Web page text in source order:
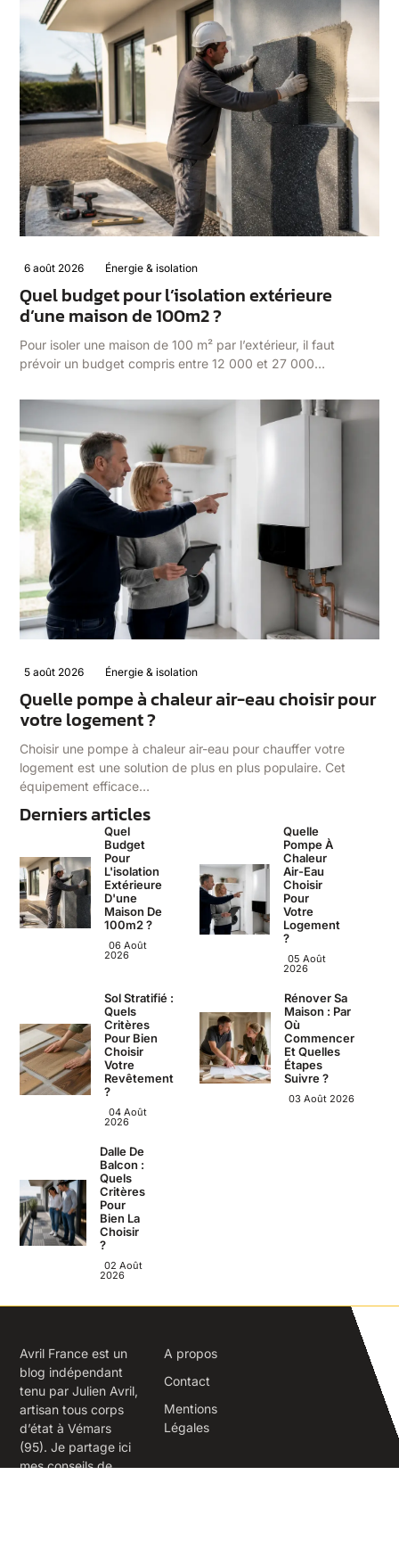
6 août 2026 Énergie & isolation
Quel budget pour l’isolation extérieure
d’une maison de 100m2 ?
Pour isoler une maison de 100 m² par l’extérieur, il faut
prévoir un budget compris entre 12 000 et 27 000…
5 août 2026 Énergie & isolation
Quelle pompe à chaleur air-eau choisir pour
votre logement ?
Choisir une pompe à chaleur air-eau pour chauffer votre
logement est une solution de plus en plus populaire. Cet
équipement efficace…
Derniers articles
Quel
Budget
Pour
L'isolation
Extérieure
D'une
Maison De
100m2 ?
06 Août
2026
Quelle
Pompe À
Chaleur
Air-Eau
Choisir
Pour
Votre
Logement
?
05 Août
2026
Sol Stratifié :
Quels
Critères
Pour Bien
Choisir
Votre
Revêtement
?
04 Août
2026
Rénover Sa
Maison : Par
Où
Commencer
Et Quelles
Étapes
Suivre ?
03 Août 2026
Dalle De
Balcon :
Quels
Critères
Pour
Bien La
Choisir
?
02 Août
2026
Avril France est un
blog indépendant
tenu par Julien Avril,
artisan tous corps
d’état à Vémars
(95). Je partage ici
mes conseils de
A propos
Contact
Mentions
Légales